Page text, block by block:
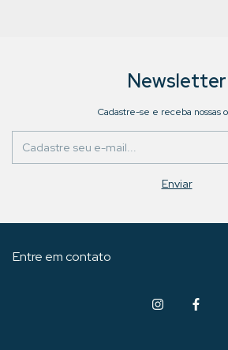
Newsletter
Cadastre-se e receba nossas
Entre em contato